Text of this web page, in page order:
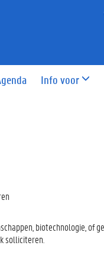
Info voor
biotechnologie, of
solliciteren.